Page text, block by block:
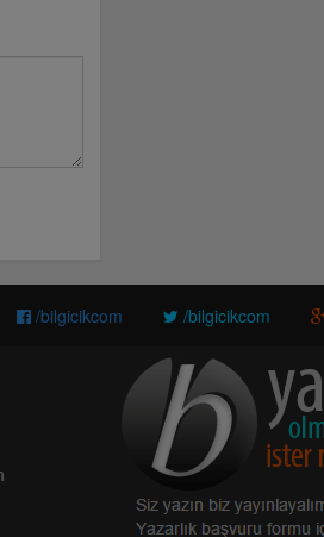
/bilgicikcom /bilgicikcom